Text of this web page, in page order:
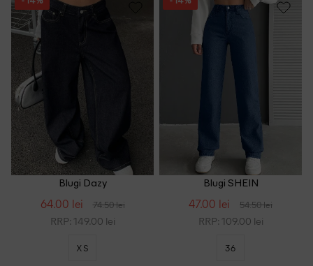
Blugi Dazy
64.00 lei 74.50 lei
RRP: 149.00 lei
XS
Blugi SHEIN
47.00 lei 54.50 lei
RRP: 109.00 lei
36